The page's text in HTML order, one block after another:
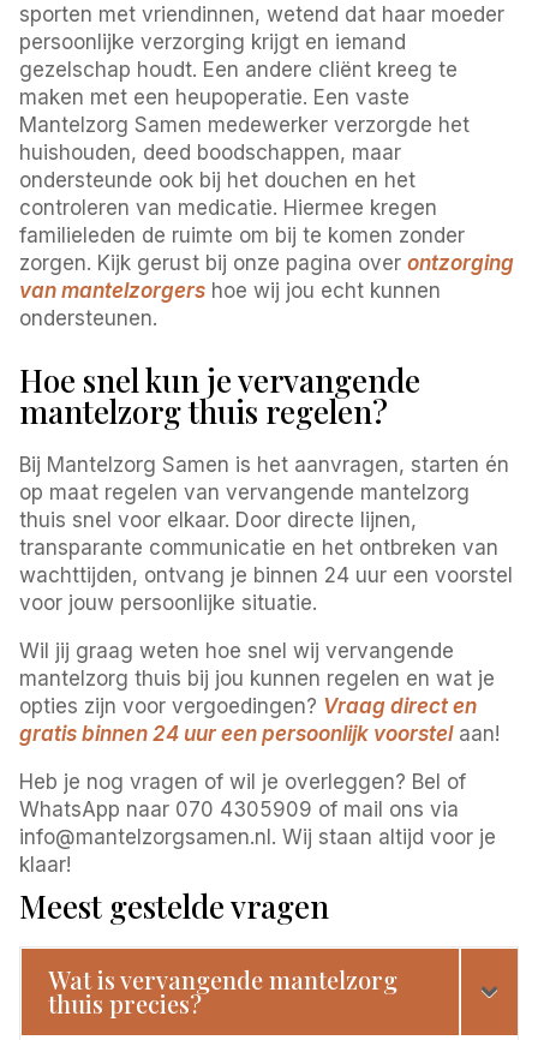
sporten met vriendinnen, wetend dat haar moeder
persoonlijke verzorging krijgt en iemand
gezelschap houdt. Een andere cliënt kreeg te
maken met een heupoperatie. Een vaste
Mantelzorg Samen medewerker verzorgde het
huishouden, deed boodschappen, maar
ondersteunde ook bij het douchen en het
controleren van medicatie. Hiermee kregen
familieleden de ruimte om bij te komen zonder
zorgen. Kijk gerust bij onze pagina overontzorging
van mantelzorgers hoe wij jou echt kunnen
ondersteunen.
Hoe snel kun je vervangende
mantelzorg thuis regelen?
Bij Mantelzorg Samen is het aanvragen, starten én
op maat regelen van vervangende mantelzorg
thuis snel voor elkaar. Door directe lijnen,
transparante communicatie en het ontbreken van
wachttijden, ontvang je binnen 24 uur een voorstel
voor jouw persoonlijke situatie.
Wil jij graag weten hoe snel wij vervangende
mantelzorg thuis bij jou kunnen regelen en wat je
opties zijn voor vergoedingen? Vraag direct en
gratis binnen 24 uur een persoonlijk voorstelaan!
Heb je nog vragen of wil je overleggen? Bel of
WhatsApp naar 070 4305909 of mail ons via
info@mantelzorgsamen.nl. Wij staan altijd voor je
klaar!
Meest gestelde vragen
Wat is vervangende mantelzorg
thuis precies?